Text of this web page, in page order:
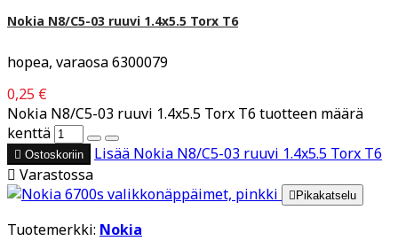
Nokia N8/C5-03 ruuvi 1.4x5.5 Torx T6
hopea, varaosa 6300079
0,25 €
Nokia N8/C5-03 ruuvi 1.4x5.5 Torx T6 tuotteen määrä
kenttä
 Ostoskoriin Lisää Nokia N8/C5-03 ruuvi 1.4x5.5 Torx T6
 Varastossa
 Pikakatselu
Tuotemerkki: Nokia